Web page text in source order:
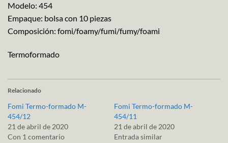
Modelo: 454
Empaque: bolsa con 10 piezas
Composición: fomi/foamy/fumi/fumy/foami
Termoformado
Relacionado
Fomi Termo-formado M-
454/12
21 de abril de 2020
Con 1 comentario
Fomi Termo-formado M-
454/11
21 de abril de 2020
Entrada similar